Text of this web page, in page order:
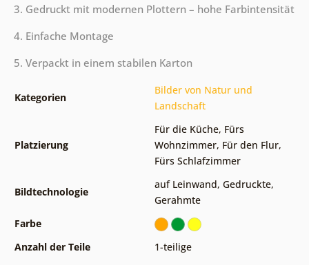
3. Gedruckt mit modernen Plottern – hohe Farbintensität
4. Einfache Montage
5. Verpackt in einem stabilen Karton
Kategorien
Bilder von Natur und
Landschaft
Platzierung
Für die Küche, Fürs
Wohnzimmer, Für den Flur,
Fürs Schlafzimmer
Bildtechnologie
auf Leinwand, Gedruckte,
Gerahmte
Farbe
Anzahl der Teile
1-teilige